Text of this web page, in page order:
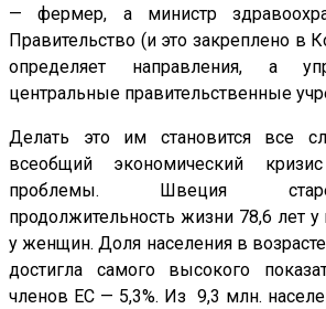
— фермер, а министр
Правительство (и это закреплено в
определяет направления, а
центральные правительственные
Делать это им становится все
всеобщий экономический
проблемы. Швеция
продолжительность жизни 78,6 лет
у женщин. Доля населения в
достигла самого высокого
членов ЕС — 5,3%. Из 9,3 млн.